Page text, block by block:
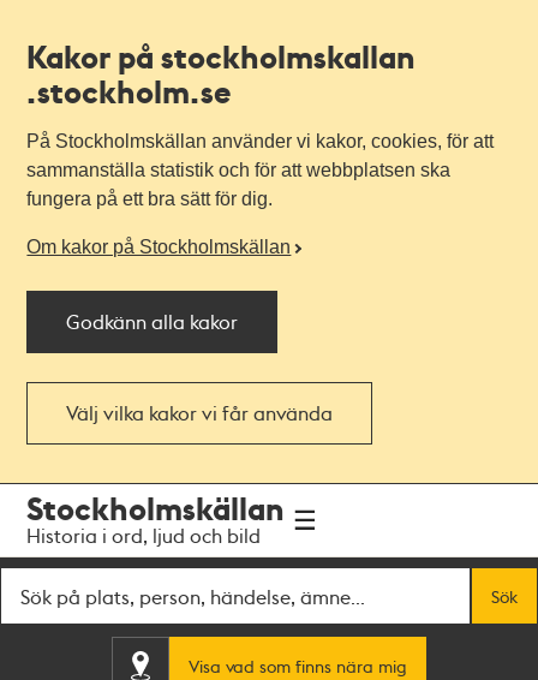
Kakor på stockholmskallan
.stockholm.se
På Stockholmskällan använder vi kakor, cookies, för att
sammanställa statistik och för att webbplatsen ska
fungera på ett bra sätt för dig.
Om kakor på Stockholmskällan
Godkänn alla kakor
Välj vilka kakor vi får använda
navigationen
huvudinnehållet
Stockholmskällan
Historia i ord, ljud och bild
Sök
Visa vad som finns nära mig